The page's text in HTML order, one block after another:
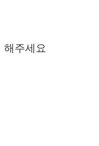
해주세요